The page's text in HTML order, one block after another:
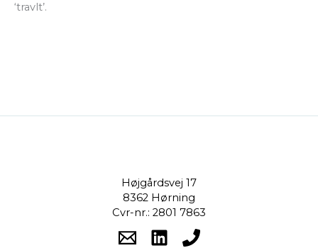
‘travlt’.
Højgårdsvej 17
8362 Hørning
Cvr-nr.: 2801 7863